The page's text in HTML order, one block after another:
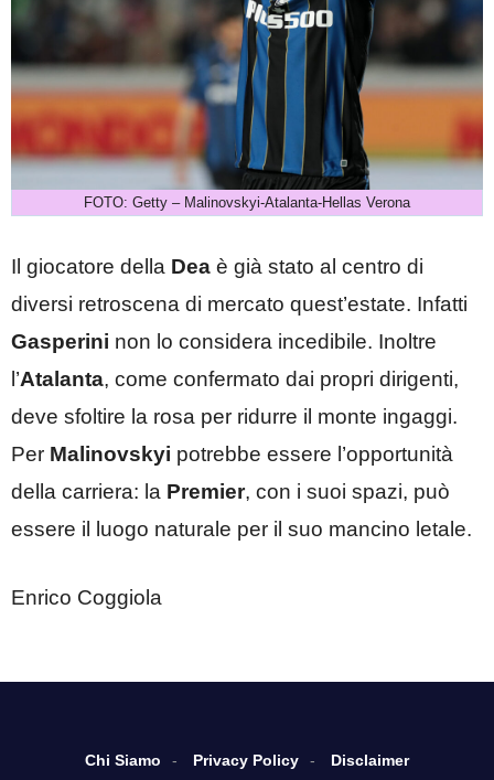
FOTO: Getty – Malinovskyi-Atalanta-Hellas Verona
Il giocatore della Dea è già stato al centro di
diversi retroscena di mercato quest’estate. Infatti
Gasperini non lo considera incedibile. Inoltre
l’Atalanta, come confermato dai propri dirigenti,
deve sfoltire la rosa per ridurre il monte ingaggi.
Per Malinovskyi potrebbe essere l’opportunità
della carriera: la Premier, con i suoi spazi, può
essere il luogo naturale per il suo mancino letale.
Enrico Coggiola
Chi Siamo Privacy Policy Disclaimer